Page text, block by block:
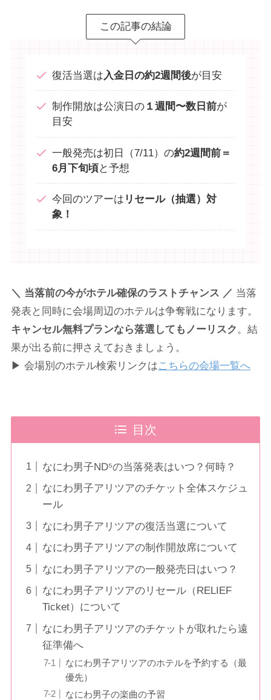
この記事の結論
復活当選は 入金日の約2週間後が目安
制作開放は公演日の１週間〜数日前が
目安
一般発売は初日（7/11）の約2週間前＝
6月下旬頃と予想
今回のツアーは リセール（抽選）対
象！
＼ 当落前の今がホテル確保のラストチャンス ／ 当落
発表と同時に会場周辺のホテルは争奪戦になります。
キャンセル無料プランなら落選してもノーリスク。結
果が出る前に押さえておきましょう。
▶ 会場別のホテル検索リンクはこちらの会場一覧へ
目次
なにわ男子ND⁵の当落発表はいつ？何時？
なにわ男子アリツアのチケット全体スケジュ
ール
なにわ男子アリツアの復活当選について
なにわ男子アリツアの制作開放席について
なにわ男子アリツアの一般発売日はいつ？
なにわ男子アリツアのリセール（RELIEF
Ticket）について
なにわ男子アリツアのチケットが取れたら遠
征準備へ
なにわ男子アリツアのホテルを予約する（最
優先）
なにわ男子の楽曲の予習